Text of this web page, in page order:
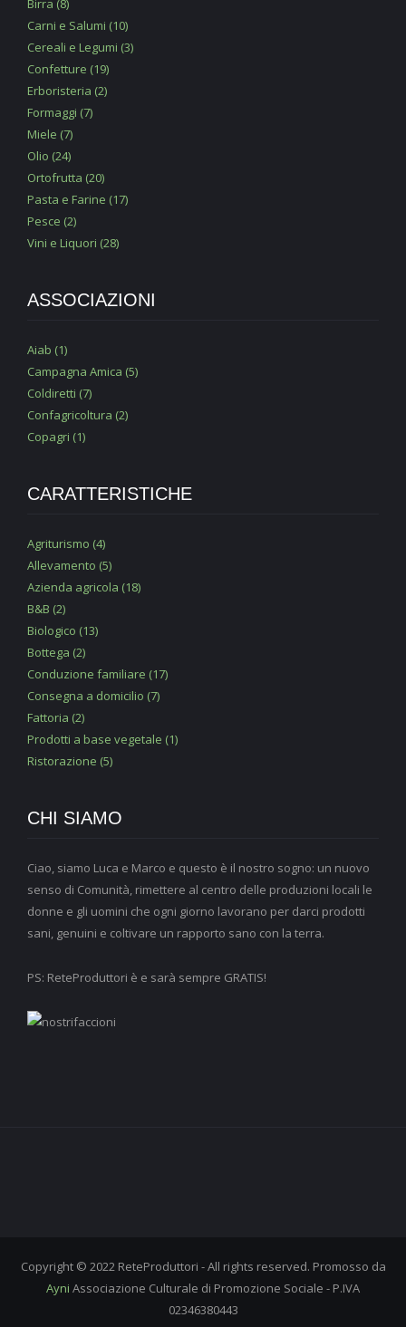
Carni e Salumi (10)
Cereali e Legumi (3)
Confetture (19)
Erboristeria (2)
Formaggi (7)
Miele (7)
Olio (24)
Ortofrutta (20)
Pasta e Farine (17)
Pesce (2)
Vini e Liquori (28)
ASSOCIAZIONI
Aiab (1)
Campagna Amica (5)
Coldiretti (7)
Confagricoltura (2)
Copagri (1)
CARATTERISTICHE
Agriturismo (4)
Allevamento (5)
Azienda agricola (18)
B&B (2)
Biologico (13)
Bottega (2)
Conduzione familiare (17)
Consegna a domicilio (7)
Fattoria (2)
Prodotti a base vegetale (1)
Ristorazione (5)
CHI SIAMO
Ciao, siamo Luca e Marco e questo è il nostro sogno: un nuovo
senso di Comunità, rimettere al centro delle produzioni locali le
donne e gli uomini che ogni giorno lavorano per darci prodotti
sani, genuini e coltivare un rapporto sano con la terra.
PS: ReteProduttori è e sarà sempre GRATIS!
Copyright © 2022 ReteProduttori - All rights reserved. Promosso da
Ayni Associazione Culturale di Promozione Sociale - P.IVA
02346380443